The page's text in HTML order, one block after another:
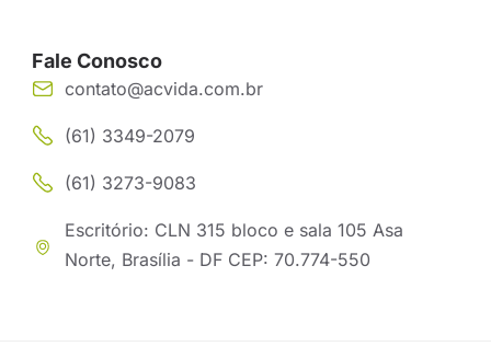
Fale Conosco
contato@acvida.com.br
(61) 3349-2079
(61) 3273-9083
Escritório: CLN 315 bloco e sala 105 Asa
Norte, Brasília - DF CEP: 70.774-550